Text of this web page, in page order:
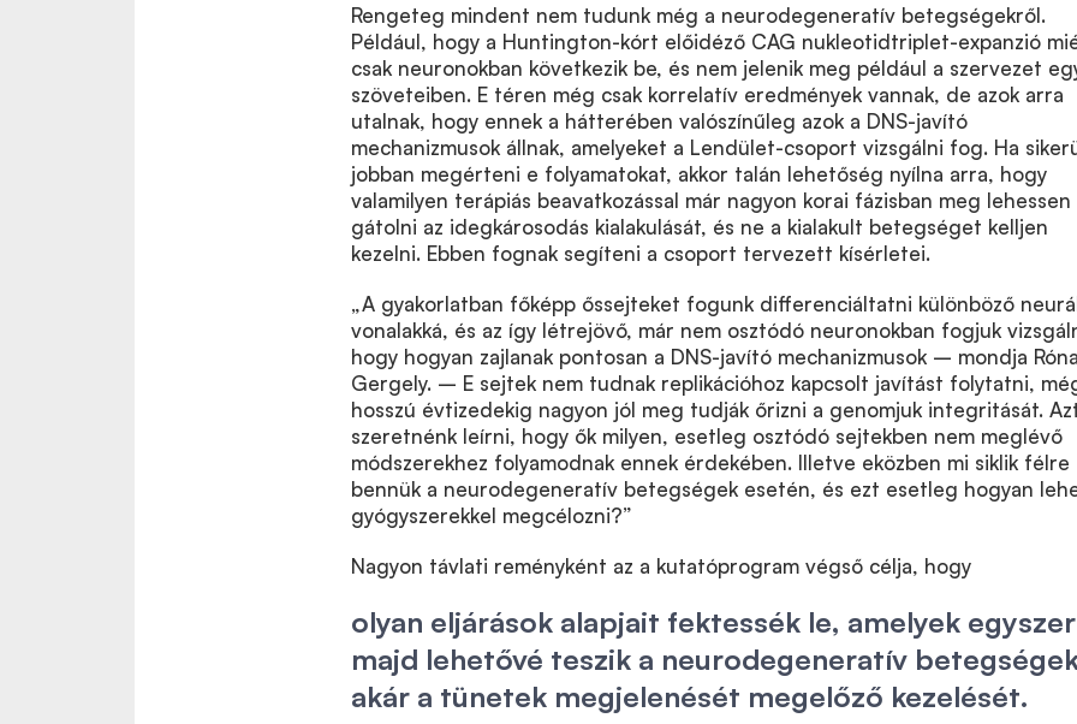
Rengeteg mindent nem tudunk még a neurodegeneratív betegségekről.
Például, hogy a Huntington-kórt előidéző CAG nukleotidtriplet-expanzió
csak neuronokban következik be, és nem jelenik meg például a szervezet
szöveteiben. E téren még csak korrelatív eredmények vannak, de azok arra
utalnak, hogy ennek a hátterében valószínűleg azok a DNS-javító
mechanizmusok állnak, amelyeket a Lendület-csoport vizsgálni fog. Ha
jobban megérteni e folyamatokat, akkor talán lehetőség nyílna arra, hogy
valamilyen terápiás beavatkozással már nagyon korai fázisban meg lehessen
gátolni az idegkárosodás kialakulását, és ne a kialakult betegséget kelljen
kezelni. Ebben fognak segíteni a csoport tervezett kísérletei.
„A gyakorlatban főképp őssejteket fogunk differenciáltatni különböző
vonalakká, és az így létrejövő, már nem osztódó neuronokban fogjuk
hogy hogyan zajlanak pontosan a DNS-javító mechanizmusok – mondja Róna
Gergely. – E sejtek nem tudnak replikációhoz kapcsolt javítást folytatni,
hosszú évtizedekig nagyon jól meg tudják őrizni a genomjuk integritását.
szeretnénk leírni, hogy ők milyen, esetleg osztódó sejtekben nem meglévő
módszerekhez folyamodnak ennek érdekében. Illetve eközben mi siklik félre
bennük a neurodegeneratív betegségek esetén, és ezt esetleg hogyan
gyógyszerekkel megcélozni?”
Nagyon távlati reményként az a kutatóprogram végső célja, hogy
olyan eljárások alapjait fektessék le, amelyek egyszer
majd lehetővé teszik a neurodegeneratív
akár a tünetek megjelenését megelőző kezelését.